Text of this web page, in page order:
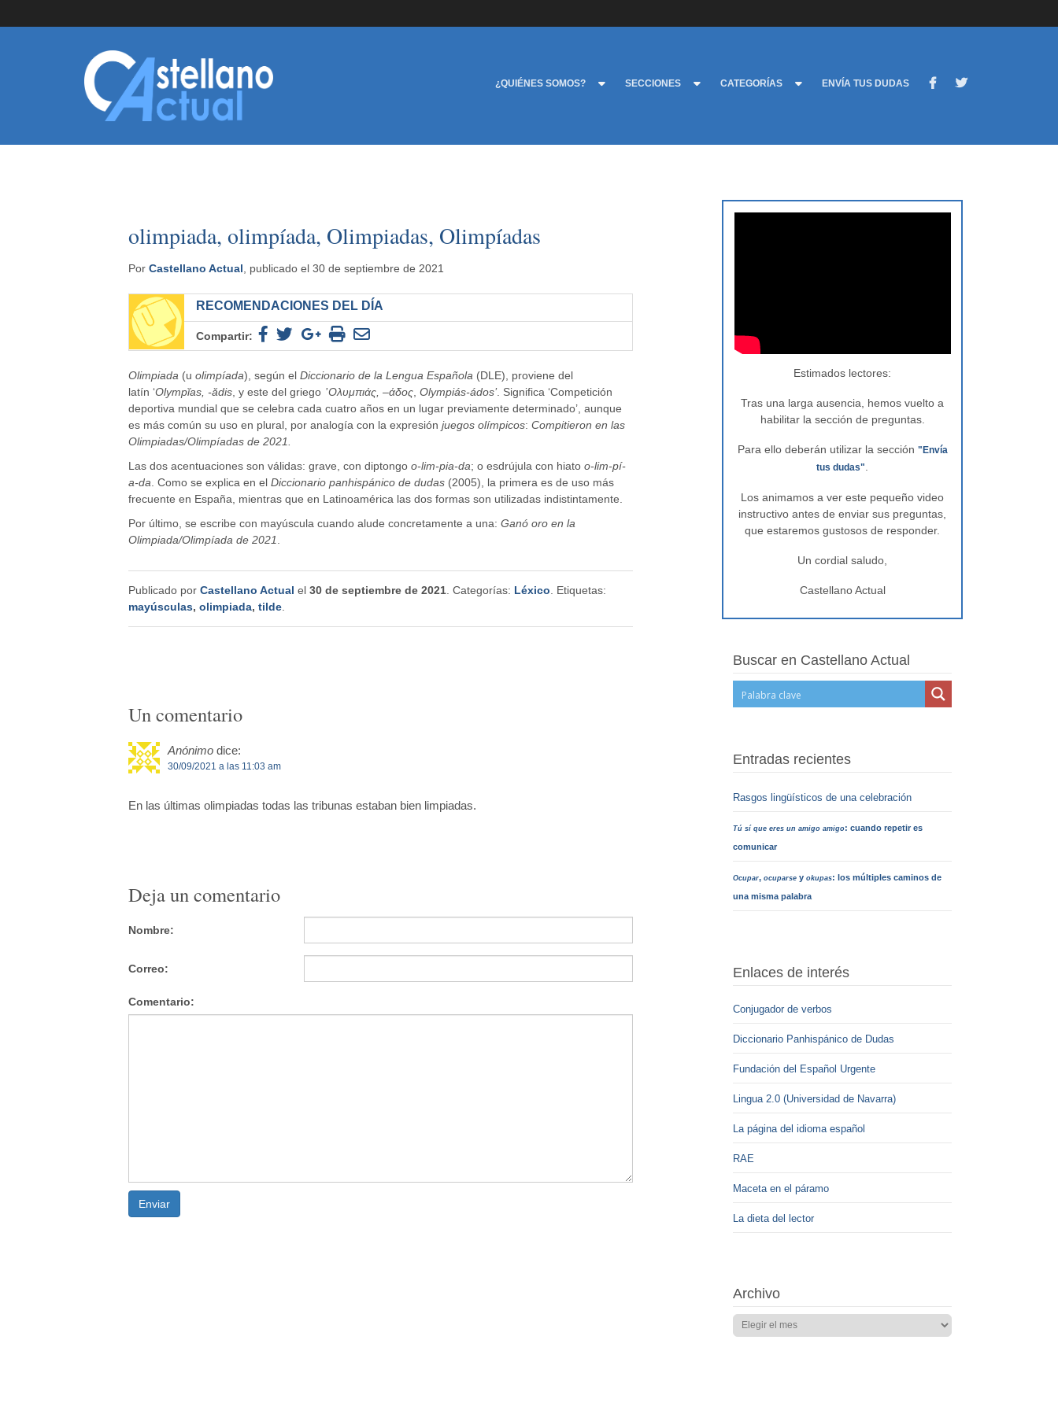
¿QUIÉNES SOMOS? SECCIONES CATEGORÍAS ENVÍA TUS DUDAS
olimpiada, olimpíada, Olimpiadas, Olimpíadas
Por Castellano Actual , publicado el 30 de septiembre de 2021
RECOMENDACIONES DEL DÍA
Compartir:
Olimpiada (u olimpíada), según el Diccionario de la Lengua Española (DLE), proviene del
latín ‘Olympĭas, -ădis, y este del griego ᾿Ολυμπιάς, –άδος, Olympiás-ádos’. Significa ‘Competición
deportiva mundial que se celebra cada cuatro años en un lugar previamente determinado’, aunque
es más común su uso en plural, por analogía con la expresión juegos olímpicos: Compitieron en las
Olimpiadas/Olimpíadas de 2021.
Las dos acentuaciones son válidas: grave, con diptongo o-lim-pia-da; o esdrújula con hiato o-lim-pí-
a-da . Como se explica en el Diccionario panhispánico de dudas (2005), la primera es de uso más
frecuente en España, mientras que en Latinoamérica las dos formas son utilizadas indistintamente.
Por último, se escribe con mayúscula cuando alude concretamente a una: Ganó oro en la
Olimpiada/Olimpíada de 2021
Publicado por Castellano Actual el 30 de septiembre de 2021. Categorías: Léxico . Etiquetas:
mayúsculas, olimpiada, tilde.
Un comentario
Anónimo dice:
30/09/2021 a las 11:03 am
En las últimas olimpiadas todas las tribunas estaban bien limpiadas.
Deja un comentario
Nombre:
Correo:
Comentario:
Enviar
Estimados lectores:
Tras una larga ausencia, hemos vuelto a
habilitar la sección de preguntas.
Para ello deberán utilizar la sección "Envía
tus dudas"
Los animamos a ver este pequeño video
instructivo antes de enviar sus preguntas,
que estaremos gustosos de responder.
Un cordial saludo,
Castellano Actual
Buscar en Castellano Actual
Entradas recientes
Rasgos lingüísticos de una celebración
Tú sí que eres un amigo amigo: cuando repetir es
comunicar
Ocupar, ocuparsey okupas: los múltiples caminos de
una misma palabra
Enlaces de interés
Conjugador de verbos
Diccionario Panhispánico de Dudas
Fundación del Español Urgente
Lingua 2.0 (Universidad de Navarra)
La página del idioma español
RAE
Maceta en el páramo
La dieta del lector
Archivo